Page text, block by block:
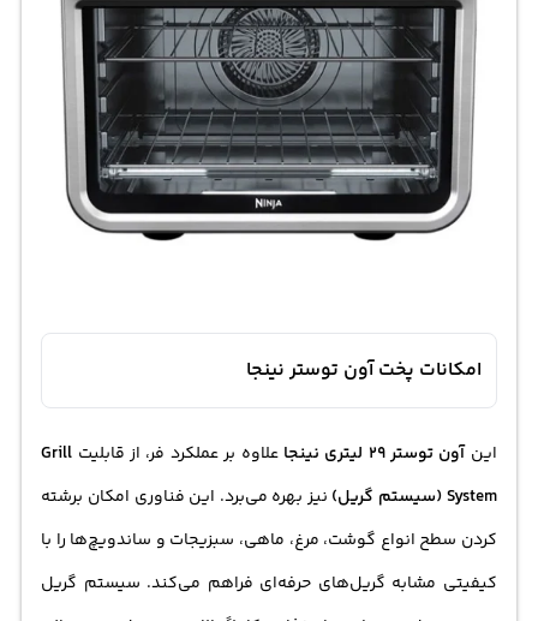
امکانات پخت آون توستر نینجا
اینآون توستر 29 لیتری نینجا علاوه بر عملکرد فر، از قابلیت Grill
System (سیستم گریل)
نیز بهره می‌برد. این فناوری امکان برشته
کردن سطح انواع گوشت، مرغ، ماهی، سبزیجات و ساندویچ‌ها را با
کیفیتی مشابه گریل‌های حرفه‌ای فراهم می‌کند. سیستم گریل